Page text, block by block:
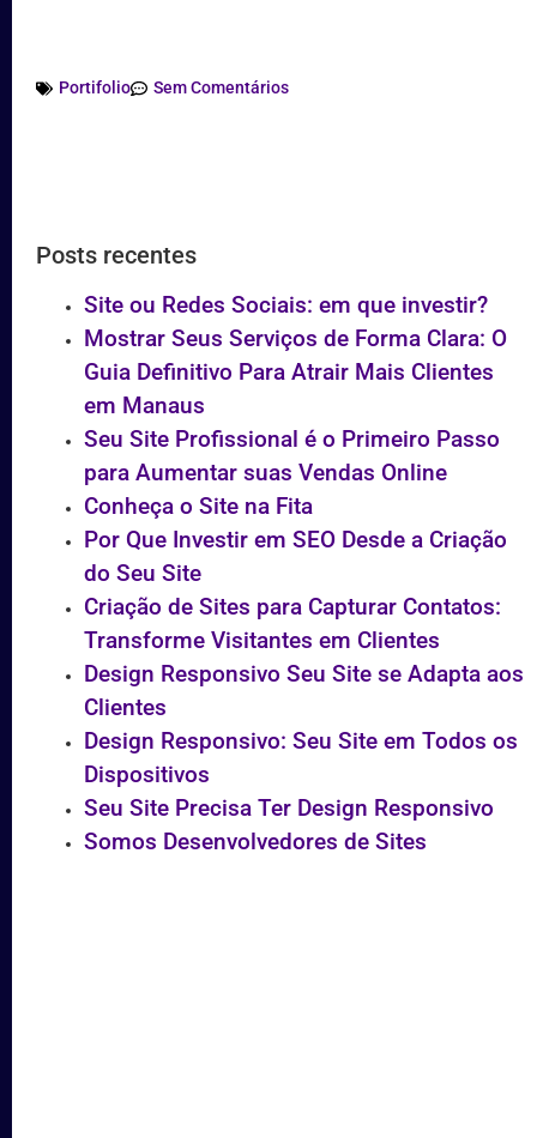
Portifolio Sem Comentários
Posts recentes
Site ou Redes Sociais: em que investir?
Mostrar Seus Serviços de Forma Clara: O
Guia Definitivo Para Atrair Mais Clientes
em Manaus
Seu Site Profissional é o Primeiro Passo
para Aumentar suas Vendas Online
Conheça o Site na Fita
Por Que Investir em SEO Desde a Criação
do Seu Site
Criação de Sites para Capturar Contatos:
Transforme Visitantes em Clientes
Design Responsivo Seu Site se Adapta aos
Clientes
Design Responsivo: Seu Site em Todos os
Dispositivos
Seu Site Precisa Ter Design Responsivo
Somos Desenvolvedores de Sites